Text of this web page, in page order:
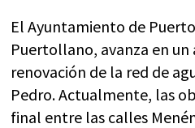
en
en
El Ayuntamiento de
Puertollano, avanza en
renovación de la red de
Pedro. Actualmente, las
final entre las calles